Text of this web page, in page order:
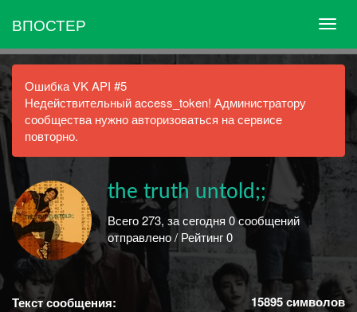
ВПОСТЕР
Ошибка VK API #5
Недействительный access_token! Администратору
сообщества нужно авторизоваться на сервисе
повторно.
the truth untold;;
Всего 273, за сегодня 0 сообщений
отправлено / Рейтинг 0
Текст сообщения: 15895символов